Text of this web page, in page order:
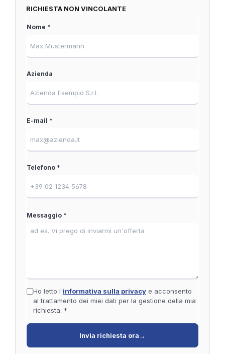
RICHIESTA NON VINCOLANTE
Nome *
Azienda
E-mail *
Telefono *
Messaggio *
Ho letto l'informativa sulla privacye acconsento
al trattamento dei miei dati per la gestione della mia
richiesta. *
Invia richiesta ora →